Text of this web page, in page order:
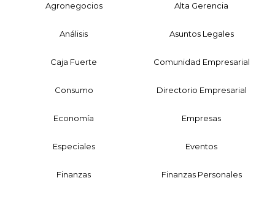
Agronegocios Alta Gerencia
Análisis Asuntos Legales
Caja Fuerte Comunidad Empresarial
Consumo Directorio Empresarial
Economía Empresas
Especiales Eventos
Finanzas Finanzas Personales